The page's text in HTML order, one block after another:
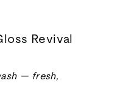
Revival
— fresh,